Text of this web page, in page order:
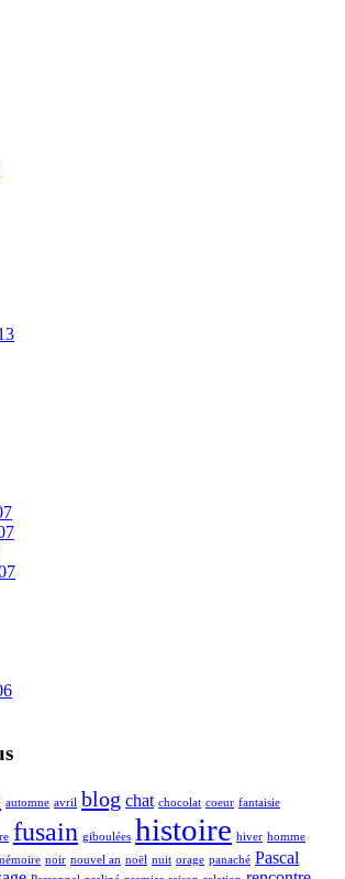
automne avril blog chat chocolat coeur fantaisie
fusain giboulées histoire hiver homme
noir nouvel an noël nuit orage panaché Pascal